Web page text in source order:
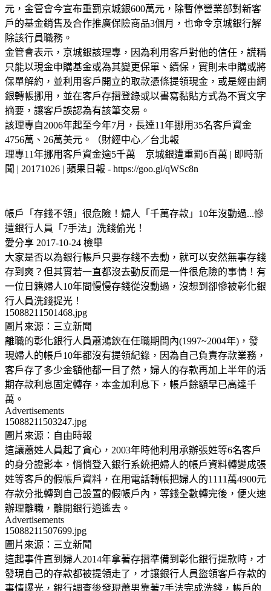
元，金管會今宣布重罰京城銀600萬元，除暫停營業部對新客
戶的基金銷售及合作推廣保險商品3個月，也命令京城銀行解
除該行員職務。
金管會表示，京城銀該理專，因為利用客戶對他的信任，謊稱
只能以現金申購基金或為其變更保單、續保，實則未申購或將
保單解約，並利用客戶開立的取款憑條提領現金，或是經由網
銀轉帳挪用，並在客戶存摺登錄或以書寫黏貼方式為不實文字
摘要，讓客戶誤認為有該筆交易。
該理專自2006年起至今年7月，長達11年挪用35名客戶資金
4756萬、26萬美元。（財經中心／台北報
理專11年挪用客戶資金逾5千萬 京城銀遭重罰6百萬 | 即時新
聞 | 20171026 | 蘋果日報 - https://goo.gl/qWSc8n
帳戶「存錢不領」很危險！婦人「千萬存款」10年沒動過...慘
遭銀行人員「7手法」洗錢偷光！
愛分享 2017-10-24 檢舉
大家是否以為銀行帳戶只要存錢不去動，就可以安然無事存錢
存到爽？但其實若一直都沒去動反而是一件很危險的事情！有
一位日籍婦人10年間慢慢存錢從沒動過，沒想到卻慘被彰化銀
行人員洗錢提光！
15088211501468.jpg
圖片來源：三立新聞
離職的彰化銀行人員蕭鴻欽在任職期間內(1997~2004年)，發
現婦人的帳戶10年都沒有提領紀錄，因為自己負責存款業務，
客戶存了多少金額他都一目了然，婦人的存款再加上半年的活
期存款利息固定轉存，本金加利息下，帳戶餘額早已高達千
萬。
Advertisements
15088211503247.jpg
圖片來源：自由時報
這讓蕭姓人員起了貪心，2003年時他利用承辦張姓等6名客戶
的身分證影本，悄悄登入銀行系統把婦人的帳戶資料轉變成張
姓等客戶的假帳戶資料，在用電話轉帳把婦人的1111萬4900元
存款分批轉到自己設置的假帳戶內，等錢全數轉完後，便火速
辦理離職，離開銀行逍遙去。
Advertisements
15088211507699.jpg
圖片來源：三立新聞
這起事件直到婦人2014年拿著存摺準備到彰化銀行提款時，才
發現自己的存款都被提領走了，才讓銀行人員盜領客戶存款的
事情曝光，銀行調查後發現蕭男靠著7手法完成洗錢，帳戶的